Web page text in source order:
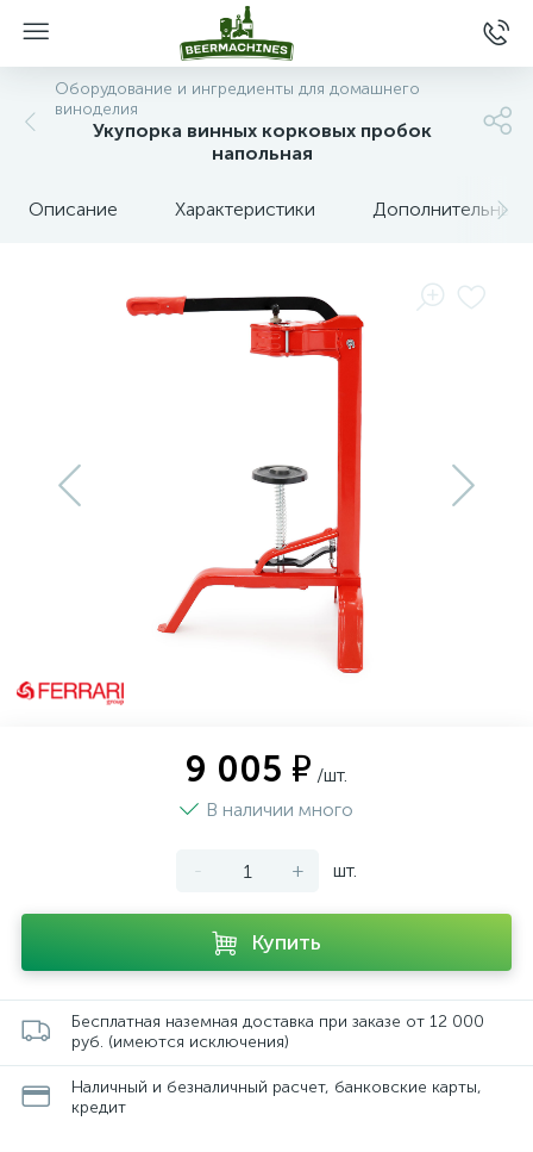
Оборудование и ингредиенты для домашнего
виноделия
Укупорка винных корковых пробок
напольная
Описание Характеристики Дополнительные
9 005 ₽ /шт.
В наличии много
- + шт.
Купить
Бесплатная наземная доставка при заказе от 12 000
руб. (имеются исключения)
Наличный и безналичный расчет, банковские карты,
кредит